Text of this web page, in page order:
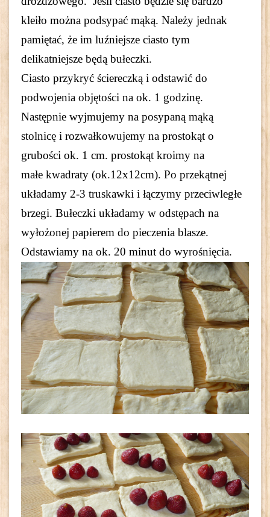
kleiło można podsypać mąką. Należy jednak
pamiętać, że im luźniejsze ciasto tym
delikatniejsze będą bułeczki.
Ciasto przykryć ściereczką i odstawić do
podwojenia objętości na ok. 1 godzinę.
Następnie wyjmujemy na posypaną mąką
stolnicę i rozwałkowujemy na prostokąt o
grubości ok. 1 cm. prostokąt kroimy na
małe kwadraty (ok.12x12cm). Po przekątnej
układamy 2-3 truskawki i łączymy przeciwległe
brzegi. Bułeczki układamy w odstępach na
wyłożonej papierem do pieczenia blasze.
Odstawiamy na ok. 20 minut do wyrośnięcia.